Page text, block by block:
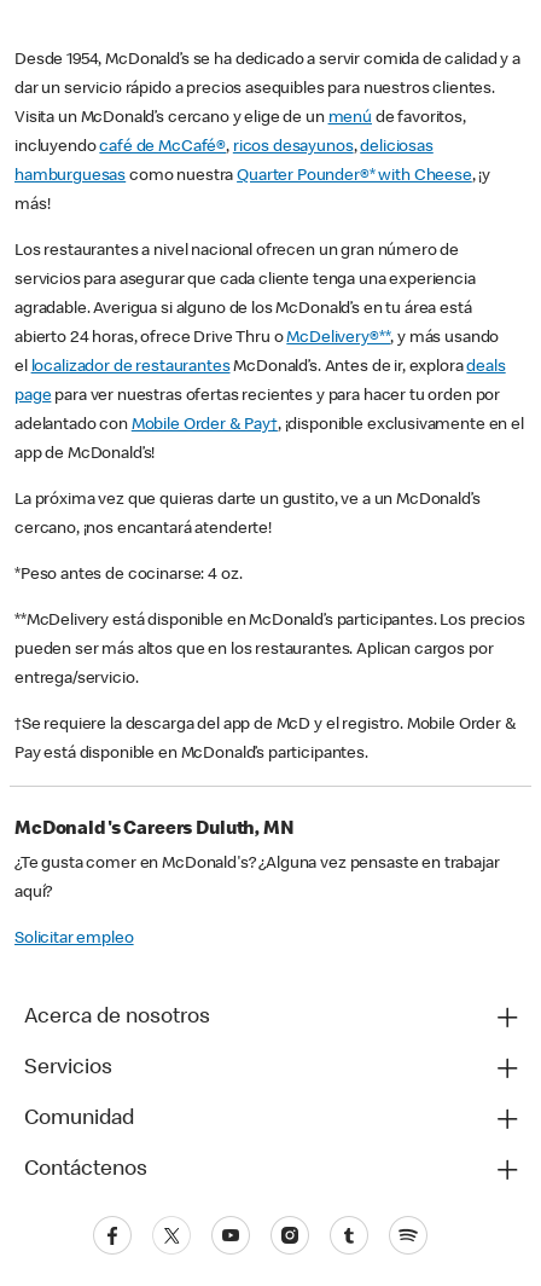
Desde 1954, McDonald’s se ha dedicado a servir comida de calidad y a
dar un servicio rápido a precios asequibles para nuestros clientes.
Visita un McDonald’s cercano y elige de un menú de favoritos,
incluyendocafé de McCafé®, ricos desayunos,deliciosas
hamburguesas como nuestraQuarter Pounder®* with Cheese, ¡y
más!
Los restaurantes a nivel nacional ofrecen un gran número de
servicios para asegurar que cada cliente tenga una experiencia
agradable. Averigua si alguno de los McDonald’s en tu área está
abierto 24 horas, ofrece Drive Thru oMcDelivery®**, y más usando
el localizador de restaurantesMcDonald’s. Antes de ir, exploradeals
pagepara ver nuestras ofertas recientes y para hacer tu orden por
adelantado con Mobile Order & Pay†, ¡disponible exclusivamente en el
app de McDonald’s!
La próxima vez que quieras darte un gustito, ve a un McDonald’s
cercano, ¡nos encantará atenderte!
*Peso antes de cocinarse: 4 oz.
**McDelivery está disponible en McDonald’s participantes. Los precios
pueden ser más altos que en los restaurantes. Aplican cargos por
entrega/servicio.
†Se requiere la descarga del app de McD y el registro. Mobile Order &
Pay está disponible en McDonald’s participantes.
McDonald's Careers Duluth, MN
¿Te gusta comer en McDonald's? ¿Alguna vez pensaste en trabajar
aquí?
Solicitar empleo
Acerca de nosotros
Servicios
Comunidad
Contáctenos